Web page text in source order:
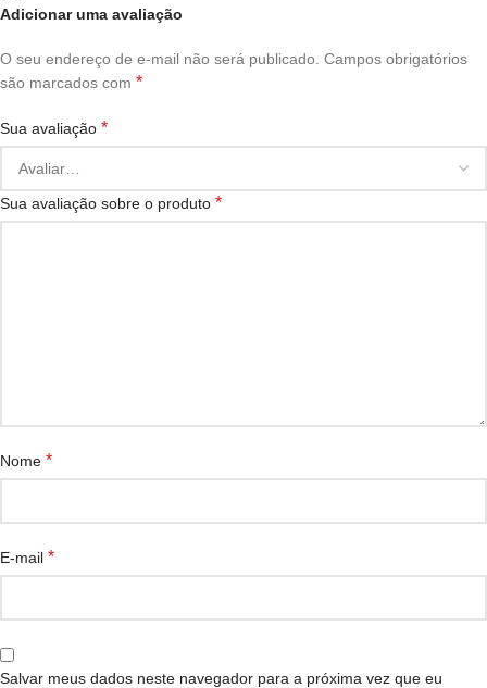
Adicionar uma avaliação
O seu endereço de e-mail não será publicado. Campos obrigatórios
são marcados com *
Sua avaliação *
Sua avaliação sobre o produto *
Nome *
E-mail *
Salvar meus dados neste navegador para a próxima vez que eu